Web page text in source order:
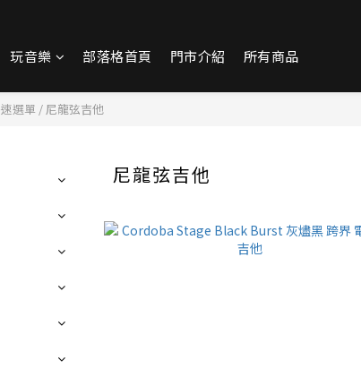
玩音樂 部落格首頁 門市介紹 所有商品
選單 / 尼龍弦吉他
尼龍弦吉他